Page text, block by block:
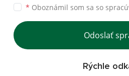
* Oboznámil som sa so
Odoslať
Rýchle